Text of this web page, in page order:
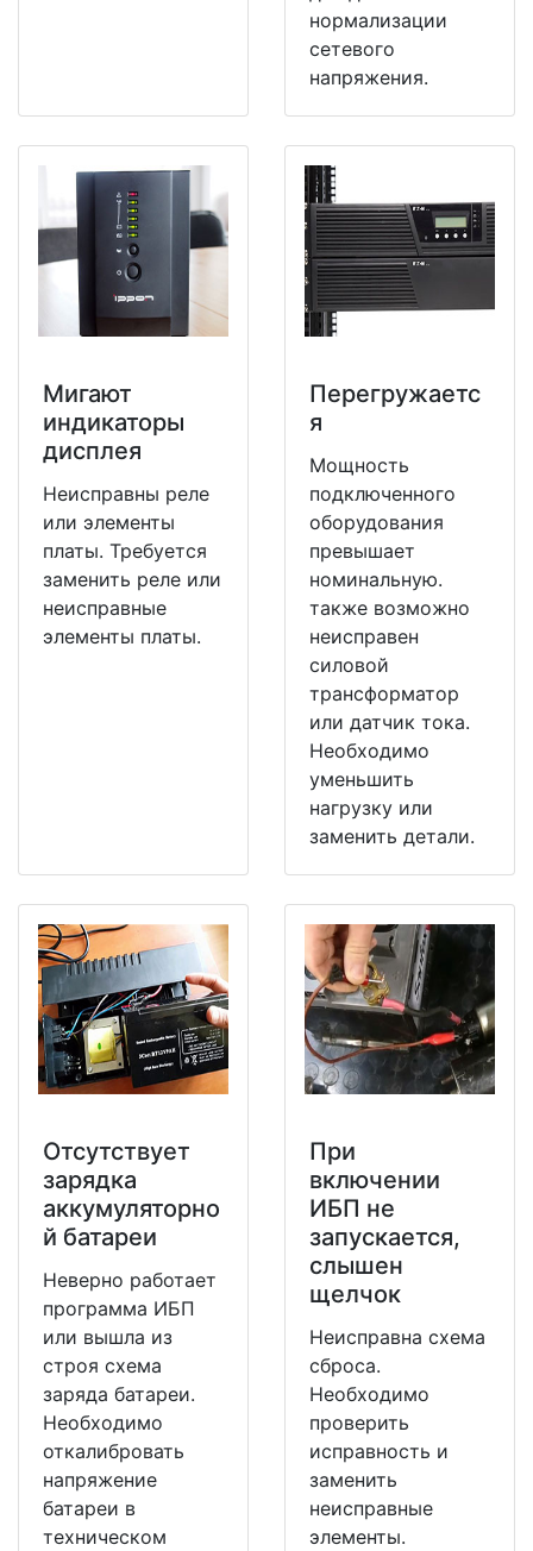
нормализации
сетевого
напряжения.
Мигают
индикаторы
дисплея
Неисправны реле
или элементы
платы. Требуется
заменить реле или
неисправные
элементы платы.
Перегружаетс
я
Мощность
подключенного
оборудования
превышает
номинальную.
также возможно
неисправен
силовой
трансформатор
или датчик тока.
Необходимо
уменьшить
нагрузку или
заменить детали.
Отсутствует
зарядка
аккумуляторно
й батареи
Неверно работает
программа ИБП
или вышла из
строя схема
заряда батареи.
Необходимо
откалибровать
напряжение
батареи в
техническом
При
включении
ИБП не
запускается,
слышен
щелчок
Неисправна схема
сброса.
Необходимо
проверить
исправность и
заменить
неисправные
элементы.